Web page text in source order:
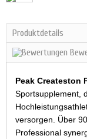
Produktdetails
Peak Createston
Sportsupplement,
versorgen. Über
Professional